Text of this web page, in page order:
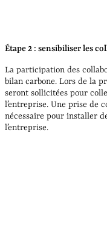
Étape 2 : sensibiliser les
La participation des
bilan carbone. Lors de la
seront sollicitées pour
l’entreprise. Une prise de
nécessaire pour installer
l’entreprise.